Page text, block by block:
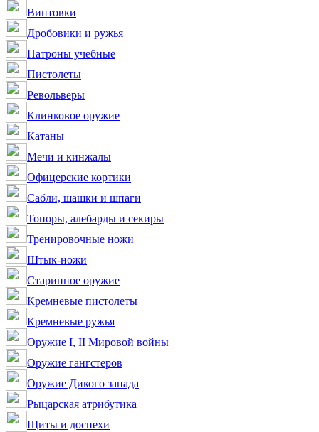
Винтовки
Дробовики и ружья
Патроны учебные
Пистолеты
Револьверы
Клинковое оружие
Катаны
Мечи и кинжалы
Офицерские кортики
Сабли, шашки и шпаги
Топоры, алебарды и секиры
Тренировочные ножи
Штык-ножи
Старинное оружие
Кремневые пистолеты
Кремневые ружья
Оружие I, II Мировой войны
Оружие гангстеров
Оружие Дикого запада
Рыцарская атрибутика
Щиты и доспехи